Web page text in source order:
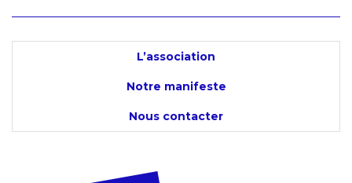
L’association
Notre manifeste
Nous contacter